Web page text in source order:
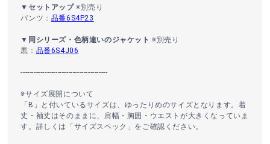
▼セットアップ※別売り
パンツ： 品番6S4P23
▼同シリーズ・色柄違いのジャケット ※別売り
黒： 品番6S4J06
----------------------------------------
※サイズ展開について
「B」と付いているサイズは、ゆったりめのサイズとなります。着
丈・袖丈はそのままに、肩幅・胸囲・ウエストが大きくなっていま
す。詳しくは「サイズスペック」をご確認ください。